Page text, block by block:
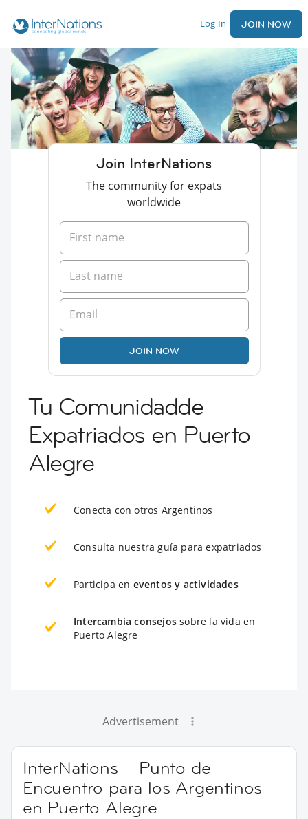
Log In JOIN NOW
Join InterNations
The community for expats
worldwide
JOIN NOW
Tu Comunidadde
Expatriados en Puerto
Alegre
Conecta con otros Argentinos
Consulta nuestra guía para expatriados
Participa en eventos y actividades
Intercambia consejos sobre la vida en
Puerto Alegre
Advertisement
InterNations – Punto de
Encuentro para los Argentinos
en Puerto Alegre